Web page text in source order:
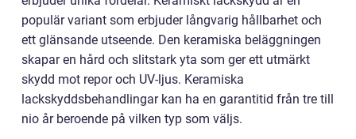
populär variant som erbjuder långvarig hållbarhet och
ett glänsande utseende. Den keramiska beläggningen
skapar en hård och slitstark yta som ger ett utmärkt
skydd mot repor och UV-ljus. Keramiska
lackskyddsbehandlingar kan ha en garantitid från tre till
nio år beroende på vilken typ som väljs.